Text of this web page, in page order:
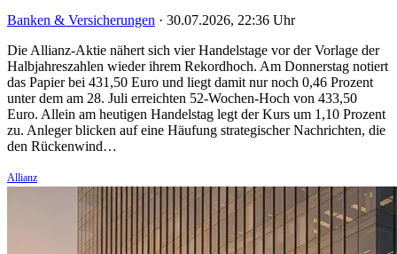
Banken & Versicherungen · 30.07.2026, 22:36 Uhr
Die Allianz-Aktie nähert sich vier Handelstage vor der Vorlage der
Halbjahreszahlen wieder ihrem Rekordhoch. Am Donnerstag notiert
das Papier bei 431,50 Euro und liegt damit nur noch 0,46 Prozent
unter dem am 28. Juli erreichten 52-Wochen-Hoch von 433,50
Euro. Allein am heutigen Handelstag legt der Kurs um 1,10 Prozent
zu. Anleger blicken auf eine Häufung strategischer Nachrichten, die
den Rückenwind…
Allianz